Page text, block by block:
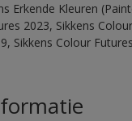
Erkende Kleuren
2023, Sikkens
Sikkens Colour